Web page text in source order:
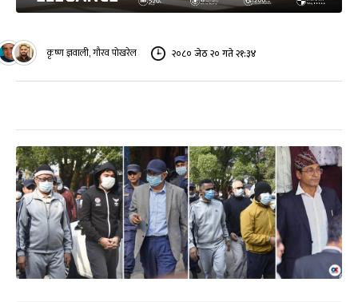
कृष्ण ज्ञवाली, गौरव पोखरेल २०८० जेठ २० गते २१:३४